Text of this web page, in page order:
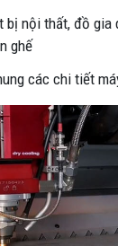
bị nội thất, đồ gia
ghế
các chi tiết